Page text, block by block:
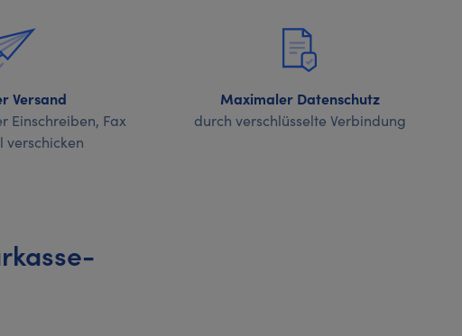
Versand
Einschreiben, Fax
Maximaler Datenschutz
durch verschlüsselte Verbindung